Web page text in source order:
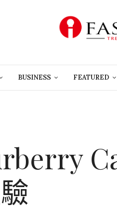
BUSINESS FEATURED